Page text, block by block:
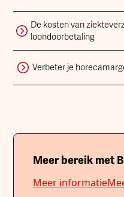
De kosten van
loondoorbetaling
Verbeter je
Meer bereik met
Meer informatie